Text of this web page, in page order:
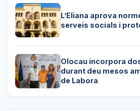
L’Eliana aprova
serveis socials i
Olocau incorpora
durant deu mesos
de Labora